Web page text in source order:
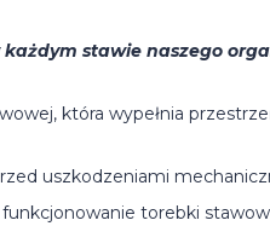
stawie naszego
która wypełnia
uszkodzeniami
torebki